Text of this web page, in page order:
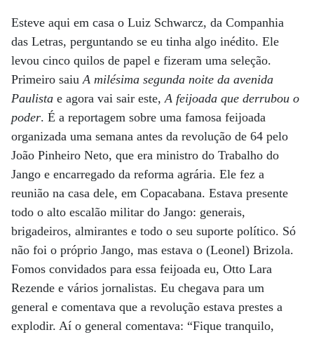
Esteve aqui em casa o Luiz Schwarcz, da Companhia
das Letras, perguntando se eu tinha algo inédito. Ele
levou cinco quilos de papel e fizeram uma seleção.
Primeiro saiuA milésima segunda noite da avenida
Paulista e agora vai sair este,A feijoada que derrubou o
poder. É a reportagem sobre uma famosa feijoada
organizada uma semana antes da revolução de 64 pelo
João Pinheiro Neto, que era ministro do Trabalho do
Jango e encarregado da reforma agrária. Ele fez a
reunião na casa dele, em Copacabana. Estava presente
todo o alto escalão militar do Jango: generais,
brigadeiros, almirantes e todo o seu suporte político. Só
não foi o próprio Jango, mas estava o (Leonel) Brizola.
Fomos convidados para essa feijoada eu, Otto Lara
Rezende e vários jornalistas. Eu chegava para um
general e comentava que a revolução estava prestes a
explodir. Aí o general comentava: “Fique tranquilo,